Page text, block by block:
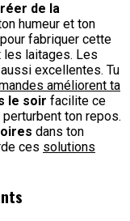
de la
humeur et ton
pour fabriquer cette
les laitages. Les
excellentes. Tu
améliorent ta
le soir facilite ce
ton repos.
dans ton
ces solutions